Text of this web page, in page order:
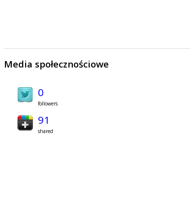
Media społecznościowe
0
followers
91
shared